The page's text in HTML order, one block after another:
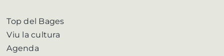
Top del Bages
Viu la cultura
Agenda